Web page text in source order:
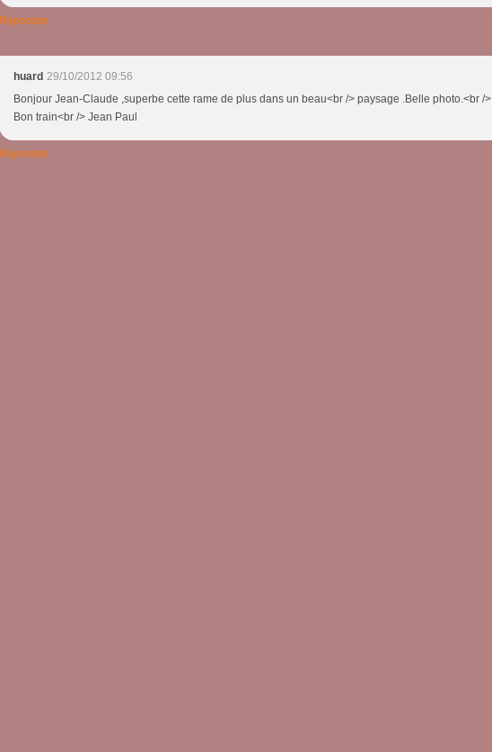
Répondre
huard 29/10/2012 09:56
Bonjour Jean-Claude ,superbe cette rame de plus dans un beau<br /> paysage .Belle photo.<br />
Bon train<br /> Jean Paul
Répondre